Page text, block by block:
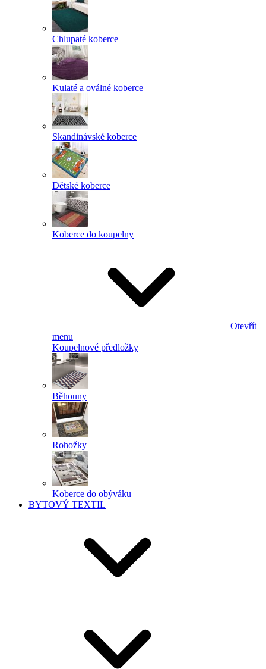
Chlupaté koberce
Kulaté a oválné koberce
Skandinávské koberce
Dětské koberce
Koberce do koupelny
Otevřít
menu
Koupelnové předložky
Běhouny
Rohožky
Koberce do obýváku
BYTOVÝ TEXTIL